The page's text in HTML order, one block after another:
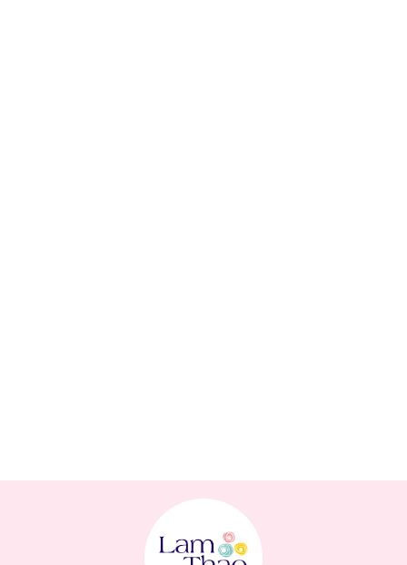
Tinh Chất Dưỡng Da Thảo Dược Ma:nyo Bifida Cica Herb
có tác dụng: giúp kiểm soát bã nhờn và lượng dầu thừa
trên da mặt; giúp làm sạch và chăm sóc lỗ chân lông; giúp củng
cố hàng rào bảo vệ của da và cải thiện sức khỏe làn da; giúp làm
dịu và phục hồi làn da nhạy cảm; giúp giảm mẩn đỏ hoặc viêm do